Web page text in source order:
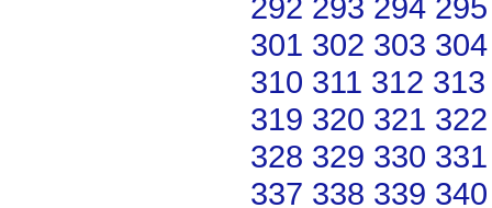
301 302 303 304
310 311 312 313
319 320 321 322
328 329 330 331
337 338 339 340